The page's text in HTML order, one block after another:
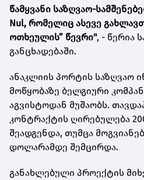
წამყვანი საზღვაო-
Nul, რომელიც ასევე
ოთხეულის” წევრი", - წერია
განცხადებაში.
ანაკლიის პორტის საზღვაო
მოწყობაზე ბელგიური
აგვისტოდან მუშაობს.
კონტრაქტის ღირებულება
შეადგენდა, თუმცა
დოლარამდე შემცირდა.
განახლებული პროექტის